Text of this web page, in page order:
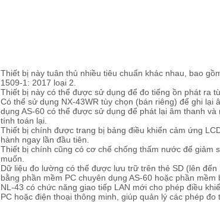
Thiết bị này tuân thủ nhiều tiêu chuẩn khác nhau, bao
1509-1: 2017 loại 2.
Thiết bị này có thể được sử dụng để đo tiếng ồn phát ra
Có thể sử dụng NX-43WR tùy chọn (bán riêng) để ghi lại
dụng AS-60 có thể được sử dụng để phát lại âm thanh
tính toán lại.
Thiết bị chính được trang bị bảng điều khiển cảm ứng
hành ngay lần đầu tiên.
Thiết bị chính cũng có cơ chế chống thấm nước để
muốn.
Dữ liệu đo lường có thể được lưu trữ trên thẻ SD (lên
bằng phần mềm PC chuyên dụng AS-60 hoặc phần
NL-43 có chức năng giao tiếp LAN mới cho phép điều
PC hoặc điện thoại thông minh, giúp quản lý các phép đo